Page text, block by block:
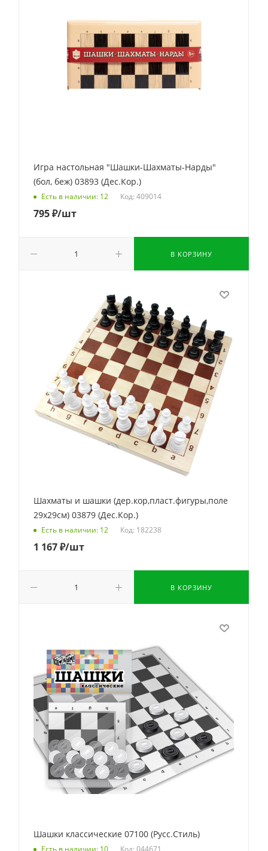
Игра настольная "Шашки-Шахматы-Нарды"
(бол, беж) 03893 (Дес.Кор.)
Есть в наличии: 12 Код: 409014
795₽/шт
В КОРЗИНУ
Шахматы и шашки (дер.кор,пласт.фигуры,поле
29х29см) 03879 (Дес.Кор.)
Есть в наличии: 12 Код: 182238
1 167₽/шт
В КОРЗИНУ
Шашки классические 07100 (Русс.Стиль)
Код: 044671